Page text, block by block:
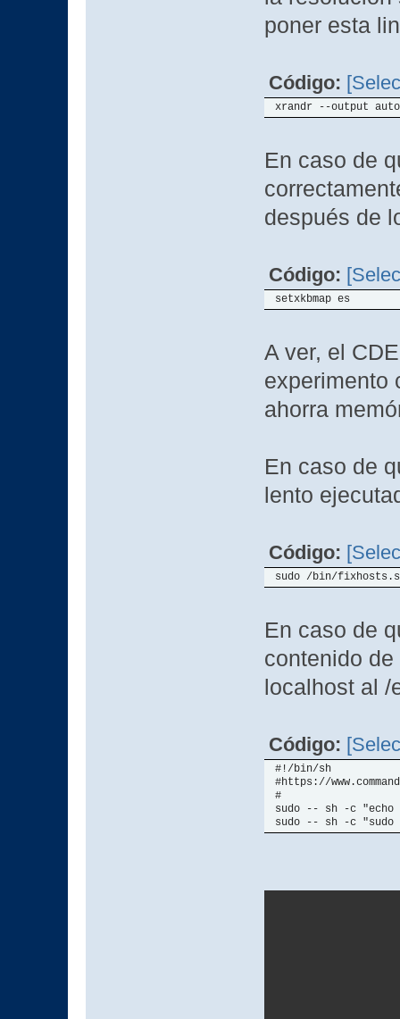
poner esta
Código:
xrandr --output auto
En caso de
después de
Código:
setxkbmap es
A ver, el
experimento
ahorra
En caso de
lento
Código:
sudo /bin/
En caso de
contenido
localhost al /
Código:
#!/bin/sh
#https://
#
sudo -- sh -c "echo
sudo -- sh -c